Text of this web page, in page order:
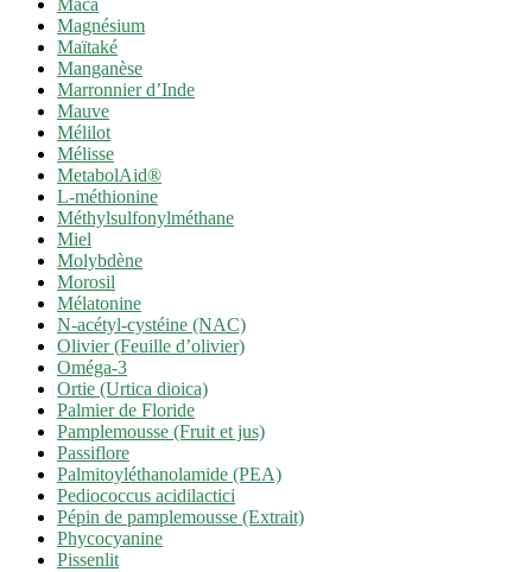
Maca
Magnésium
Maïtaké
Manganèse
Marronnier d’Inde
Mauve
Mélilot
Mélisse
MetabolAid®
L-méthionine
Méthylsulfonylméthane
Miel
Molybdène
Morosil
Mélatonine
N-acétyl-cystéine (NAC)
Olivier (Feuille d’olivier)
Oméga-3
Ortie (Urtica dioica)
Palmier de Floride
Pamplemousse (Fruit et jus)
Passiflore
Palmitoyléthanolamide (PEA)
Pediococcus acidilactici
Pépin de pamplemousse (Extrait)
Phycocyanine
Pissenlit